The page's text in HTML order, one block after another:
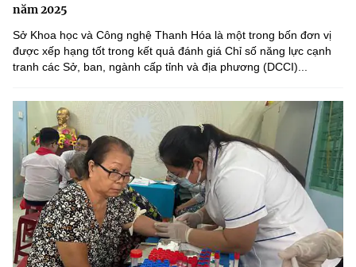
năm 2025
Sở Khoa học và Công nghệ Thanh Hóa là một trong bốn đơn vị
được xếp hạng tốt trong kết quả đánh giá Chỉ số năng lực cạnh
tranh các Sở, ban, ngành cấp tỉnh và địa phương (DCCI)...